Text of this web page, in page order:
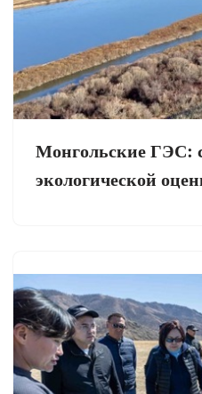
Монгольские ГЭС:
экологической